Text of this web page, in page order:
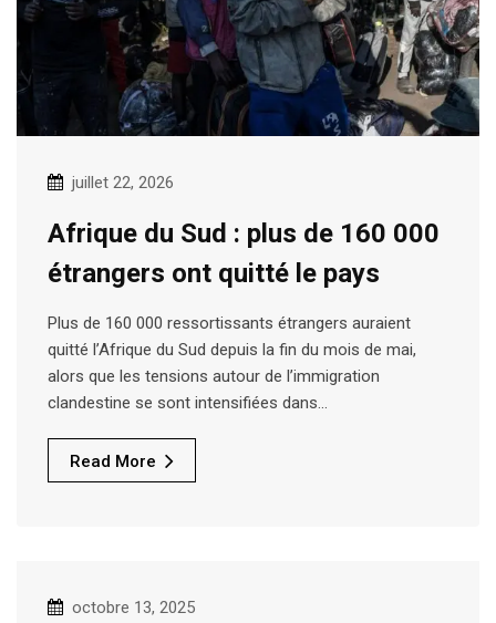
juillet 22, 2026
Afrique du Sud : plus de 160 000
étrangers ont quitté le pays
Plus de 160 000 ressortissants étrangers auraient
quitté l’Afrique du Sud depuis la fin du mois de mai,
alors que les tensions autour de l’immigration
clandestine se sont intensifiées dans…
Read More
octobre 13, 2025